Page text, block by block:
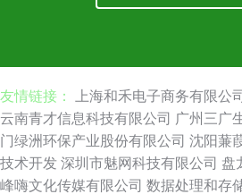
友情链接： 上海和禾电子商务有限公司
云南青才信息科技有限公司 广州三广
门绿洲环保产业股份有限公司 沈阳蒹
技术开发 深圳市魅网科技有限公司 盘
峰嗨文化传媒有限公司 数据处理和存